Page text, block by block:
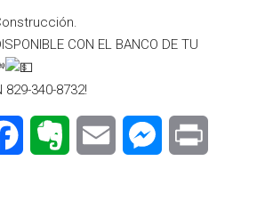
CON EL BANCO DE TU
829-340-8732!
FacebookEvernote Email Messenger